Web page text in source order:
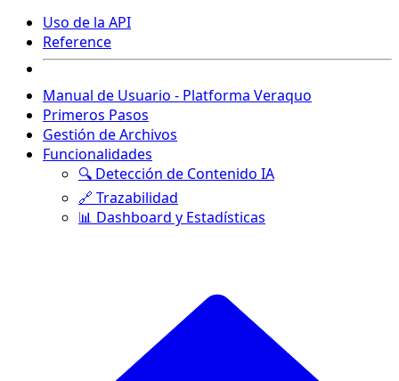
Uso de la API
Reference
Manual de Usuario - Platforma Veraquo
Primeros Pasos
Gestión de Archivos
Funcionalidades
🔍 Detección de Contenido IA
🔗 Trazabilidad
📊 Dashboard y Estadísticas